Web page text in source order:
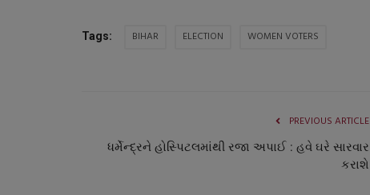
Tags: BIHAR ELECTION WOMEN VOTERS
PREVIOUS ARTICLE
ધર્મેન્દ્રને હોસ્પિટલમાંથી રજા અપાઈ : હવે ઘરે સારવાર
કરાશે